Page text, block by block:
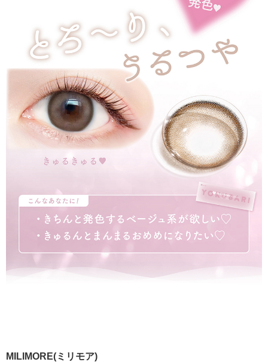
MILIMORE(ミリモア)